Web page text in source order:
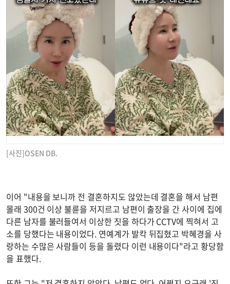
[사진]OSEN DB.
이어 "내용을 보니까 전 결혼하지도 않았는데 결혼을 해서 남편
몰래 300건 이상 불륜을 저지르고 남편이 출장을 간 사이에 집에
다른 남자를 불러들여서 이상한 짓을 하다가 CCTV에 찍혀서 고
소를 당했다는 내용이었다. 연예계가 발칵 뒤집혔고 박혜경을 사
랑하는 수많은 사람들이 등을 돌렸다 이런 내용이다"라고 황당함
을 표했다.